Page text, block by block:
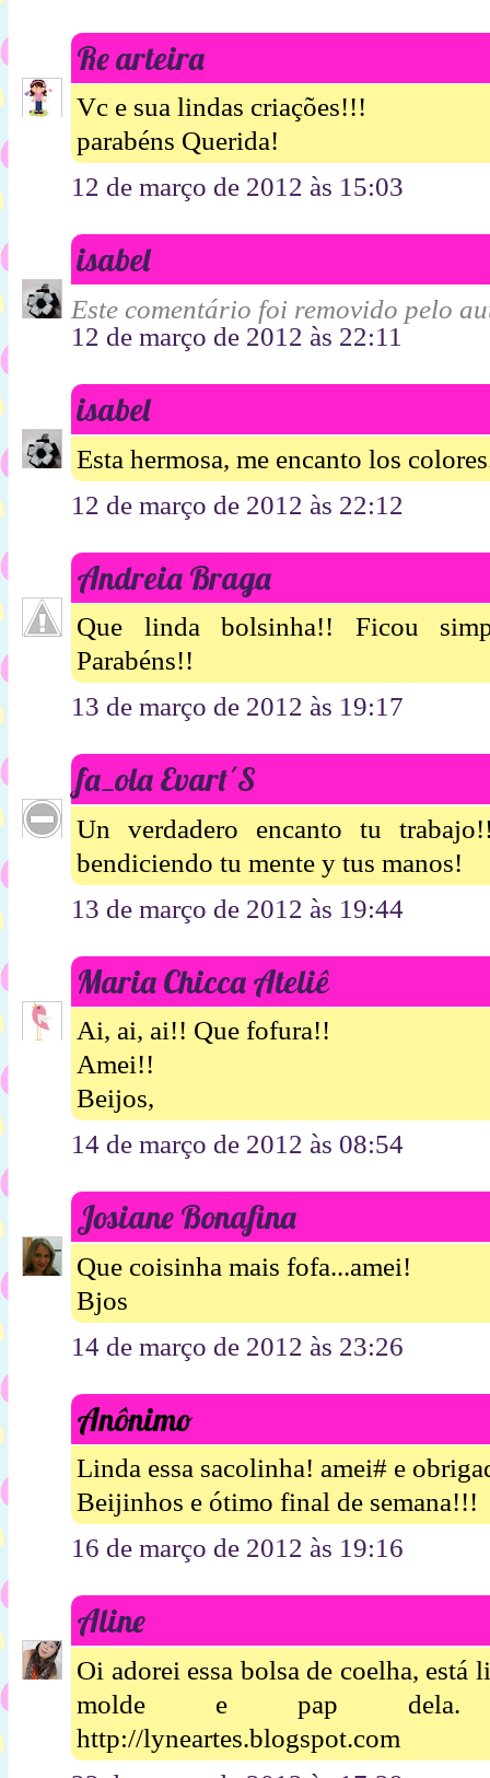
Re arteira
Vc e sua lindas criações!!!
parabéns Querida!
12 de março de 2012 às 15:03
isabel
Este comentário foi removido pelo
12 de março de 2012 às 22:11
isabel
Esta hermosa, me encanto los
12 de março de 2012 às 22:12
Andreia Braga
Que linda bolsinha!! Ficou
Parabéns!!
13 de março de 2012 às 19:17
fa_ola Evart´S
Un verdadero encanto tu
bendiciendo tu mente y tus manos!
13 de março de 2012 às 19:44
Maria Chicca Ateliê
Ai, ai, ai!! Que fofura!!
Amei!!
Beijos,
14 de março de 2012 às 08:54
Josiane Bonafina
Que coisinha mais fofa...amei!
Bjos
14 de março de 2012 às 23:26
Anônimo
Linda essa sacolinha! amei# e
Beijinhos e ótimo final de semana!!!
16 de março de 2012 às 19:16
Aline
Oi adorei essa bolsa de coelha,
molde e pap dela.
http://lyneartes.blogspot.com